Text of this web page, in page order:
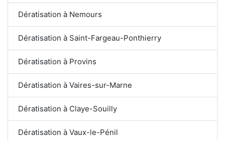
Dératisation à Nemours
Dératisation à Saint-Fargeau-Ponthierry
Dératisation à Provins
Dératisation à Vaires-sur-Marne
Dératisation à Claye-Souilly
Dératisation à Vaux-le-Pénil